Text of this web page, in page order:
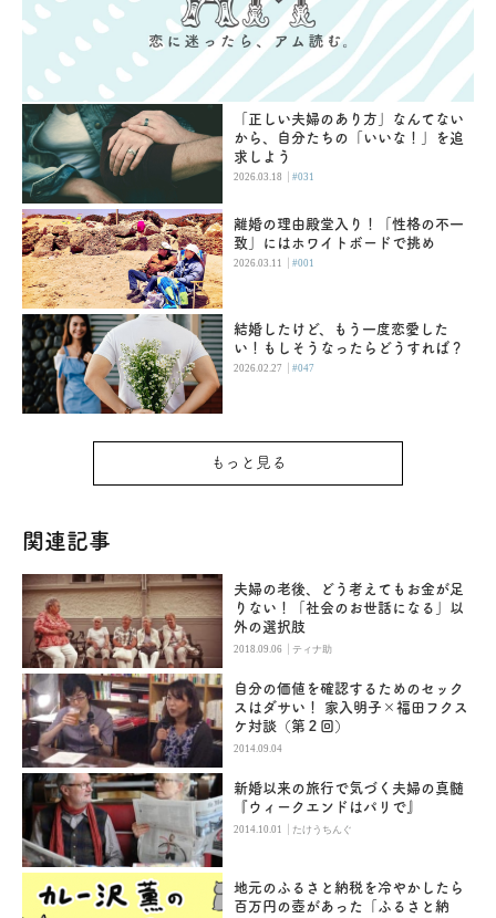
「正しい夫婦のあり方」なんてない
から、自分たちの「いいな！」を追
求しよう
2026.03.18 |#031
離婚の理由殿堂入り！「性格の不一
致」にはホワイトボードで挑め
2026.03.11 |#001
結婚したけど、もう一度恋愛した
い！もしそうなったらどうすれば？
2026.02.27 |#047
もっと見る
関連記事
夫婦の老後、どう考えてもお金が足
りない！「社会のお世話になる」以
外の選択肢
2018.09.06 |ティナ助
自分の価値を確認するためのセック
スはダサい！ 家入明子×福田フクス
ケ対談（第２回）
2014.09.04
新婚以来の旅行で気づく夫婦の真髄
『ウィークエンドはパリで』
2014.10.01 | たけうちんぐ
地元のふるさと納税を冷やかしたら
百万円の壺があった「ふるさと納